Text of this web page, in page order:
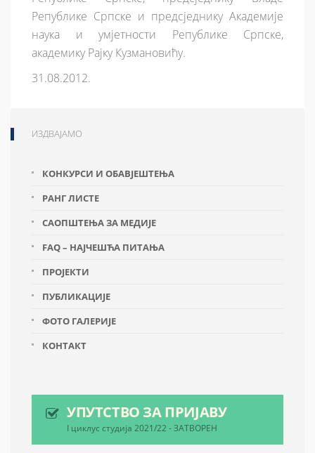
Републике Српске и предсједнику Академије
наука и умјетности Републике Српске,
академику Рајку Кузмановићу.
31.08.2012.
ИЗДВАЈАМО
КОНКУРСИ И ОБАВЈЕШТЕЊА
РАНГ ЛИСТЕ
САОПШТЕЊА ЗА МЕДИЈЕ
FAQ – НАЈЧЕШЋА ПИТАЊА
ПРОЈЕКТИ
ПУБЛИКАЦИЈЕ
ФОТО ГАЛЕРИЈЕ
КОНТАКТ
УПУТСТВО ЗА ПРИЈАВУ
I циклус студија 2021/22 - ЗАТВОРЕН